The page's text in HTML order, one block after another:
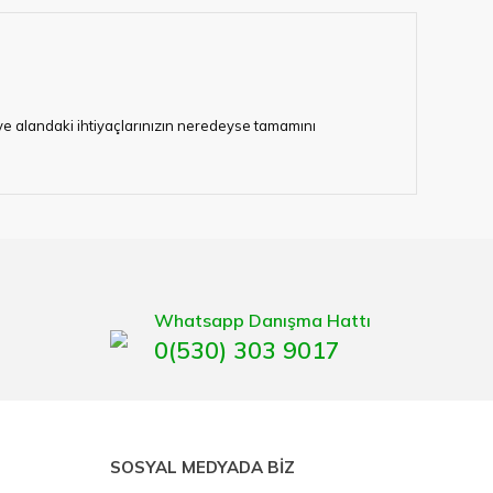
ihtiyaçlarınızın neredeyse tamamını
Whatsapp Danışma Hattı
0(530) 303 9017
SOSYAL MEDYADA BİZ